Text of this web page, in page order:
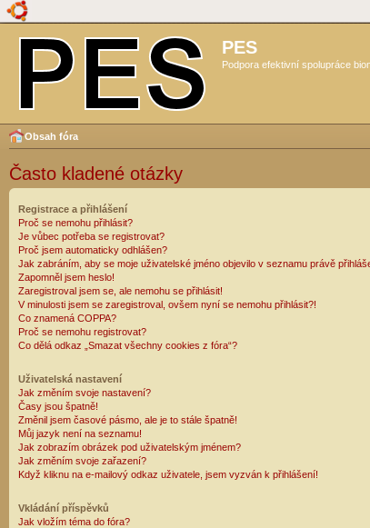
PES
Podpora efektivní spolupráce
Obsah fóra
Často kladené otázky
Registrace a přihlášení
Proč se nemohu přihlásit?
Je vůbec potřeba se registrovat?
Proč jsem automaticky odhlášen?
Jak zabráním, aby se moje uživatelské jméno objevilo v seznamu právě
Zapomněl jsem heslo!
Zaregistroval jsem se, ale nemohu se přihlásit!
V minulosti jsem se zaregistroval, ovšem nyní se nemohu přihlásit?!
Co znamená COPPA?
Proč se nemohu registrovat?
Co dělá odkaz „Smazat všechny cookies z fóra“?
Uživatelská nastavení
Jak změním svoje nastavení?
Časy jsou špatně!
Změnil jsem časové pásmo, ale je to stále špatně!
Můj jazyk není na seznamu!
Jak zobrazím obrázek pod uživatelským jménem?
Jak změním svoje zařazení?
Když kliknu na e-mailový odkaz uživatele, jsem vyzván k přihlášení!
Vkládání příspěvků
Jak vložím téma do fóra?